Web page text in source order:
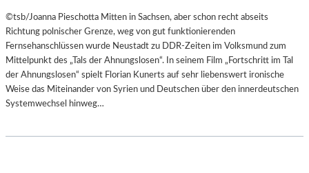
©tsb/Joanna Pieschotta Mitten in Sachsen, aber schon recht abseits
Richtung polnischer Grenze, weg von gut funktionierenden
Fernsehanschlüssen wurde Neustadt zu DDR-Zeiten im Volksmund zum
Mittelpunkt des „Tals der Ahnungslosen“. In seinem Film „Fortschritt im Tal
der Ahnungslosen“ spielt Florian Kunerts auf sehr liebenswert ironische
Weise das Miteinander von Syrien und Deutschen über den innerdeutschen
Systemwechsel hinweg…